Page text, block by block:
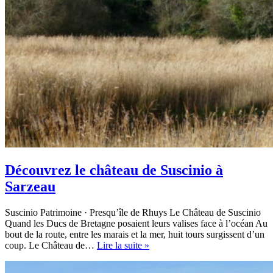
Découvrez le château de Suscinio à
Sarzeau
Suscinio Patrimoine · Presqu’île de Rhuys Le Château de Suscinio
Quand les Ducs de Bretagne posaient leurs valises face à l’océan Au
bout de la route, entre les marais et la mer, huit tours surgissent d’un
coup. Le Château de… Lire la suite »